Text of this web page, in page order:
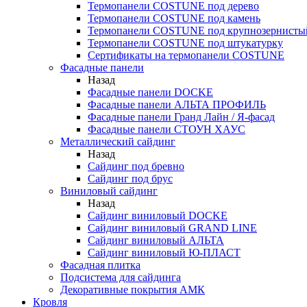
Термопанели COSTUNE под дерево
Термопанели COSTUNE под камень
Термопанели COSTUNE под
Термопанели COSTUNE под штукатурку
Сертификаты на термопанели COSTUNE
Фасадные панели
Назад
Фасадные панели DOCKE
Фасадные панели АЛЬТА ПРОФИЛЬ
Фасадные панели Гранд Лайн / Я-фасад
Фасадные панели СТОУН ХАУС
Металлический сайдинг
Назад
Сайдинг под бревно
Сайдинг под брус
Виниловый сайдинг
Назад
Сайдинг виниловый DOCKE
Сайдинг виниловый GRAND LINE
Сайдинг виниловый АЛЬТА
Сайдинг виниловый Ю-ПЛАСТ
Фасадная плитка
Подсистема для сайдинга
Декоративные покрытия АМК
Кровля